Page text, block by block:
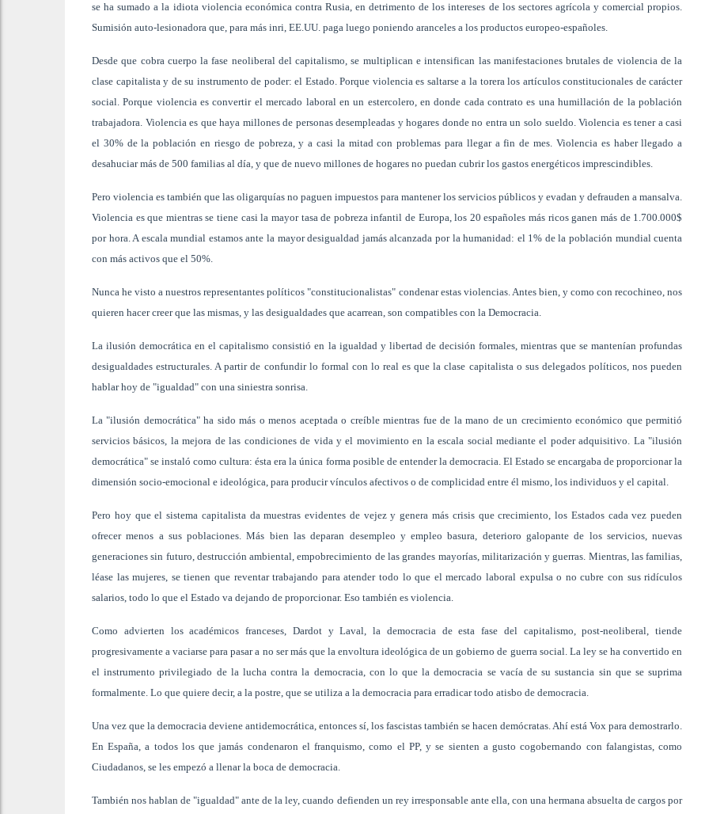
se ha sumado a la idiota violencia económica contra Rusia, en detrimento de los intereses de los sectores agrícola y comercial propios.
Sumisión auto-lesionadora que, para más inri, EE.UU. paga luego poniendo aranceles a los productos europeo-españoles.
Desde que cobra cuerpo la fase neoliberal del capitalismo, se multiplican e intensifican las manifestaciones brutales de violencia de la
clase capitalista y de su instrumento de poder: el Estado. Porque violencia es saltarse a la torera los artículos constitucionales de carácter
social. Porque violencia es convertir el mercado laboral en un estercolero, en donde cada contrato es una humillación de la población
trabajadora. Violencia es que haya millones de personas desempleadas y hogares donde no entra un solo sueldo. Violencia es tener a casi
el 30% de la población en riesgo de pobreza, y a casi la mitad con problemas para llegar a fin de mes. Violencia es haber llegado a
desahuciar más de 500 familias al día, y que de nuevo millones de hogares no puedan cubrir los gastos energéticos imprescindibles.
Pero violencia es también que las oligarquías no paguen impuestos para mantener los servicios públicos y evadan y defrauden a mansalva.
Violencia es que mientras se tiene casi la mayor tasa de pobreza infantil de Europa, los 20 españoles más ricos ganen más de 1.700.000$
por hora. A escala mundial estamos ante la mayor desigualdad jamás alcanzada por la humanidad: el 1% de la población mundial cuenta
con más activos que el 50%.
Nunca he visto a nuestros representantes políticos "constitucionalistas" condenar estas violencias. Antes bien, y como con recochineo, nos
quieren hacer creer que las mismas, y las desigualdades que acarrean, son compatibles con la Democracia.
La ilusión democrática en el capitalismo consistió en la igualdad y libertad de decisión formales, mientras que se mantenían profundas
desigualdades estructurales. A partir de confundir lo formal con lo real es que la clase capitalista o sus delegados políticos, nos pueden
hablar hoy de "igualdad" con una siniestra sonrisa.
La "ilusión democrática" ha sido más o menos aceptada o creíble mientras fue de la mano de un crecimiento económico que permitió
servicios básicos, la mejora de las condiciones de vida y el movimiento en la escala social mediante el poder adquisitivo. La "ilusión
democrática" se instaló como cultura: ésta era la única forma posible de entender la democracia. El Estado se encargaba de proporcionar la
dimensión socio-emocional e ideológica, para producir vínculos afectivos o de complicidad entre él mismo, los individuos y el capital.
Pero hoy que el sistema capitalista da muestras evidentes de vejez y genera más crisis que crecimiento, los Estados cada vez pueden
ofrecer menos a sus poblaciones. Más bien las deparan desempleo y empleo basura, deterioro galopante de los servicios, nuevas
generaciones sin futuro, destrucción ambiental, empobrecimiento de las grandes mayorías, militarización y guerras. Mientras, las familias,
léase las mujeres, se tienen que reventar trabajando para atender todo lo que el mercado laboral expulsa o no cubre con sus ridículos
salarios, todo lo que el Estado va dejando de proporcionar. Eso también es violencia.
Como advierten los académicos franceses, Dardot y Laval, la democracia de esta fase del capitalismo, post-neoliberal, tiende
progresivamente a vaciarse para pasar a no ser más que la envoltura ideológica de un gobierno de guerra social. La ley se ha convertido en
el instrumento privilegiado de la lucha contra la democracia, con lo que la democracia se vacía de su sustancia sin que se suprima
formalmente. Lo que quiere decir, a la postre, que se utiliza a la democracia para erradicar todo atisbo de democracia.
Una vez que la democracia deviene antidemocrática, entonces sí, los fascistas también se hacen demócratas. Ahí está Vox para demostrarlo.
En España, a todos los que jamás condenaron el franquismo, como el PP, y se sienten a gusto cogobernando con falangistas, como
Ciudadanos, se les empezó a llenar la boca de democracia.
También nos hablan de "igualdad" ante de la ley, cuando defienden un rey irresponsable ante ella, con una hermana absuelta de cargos por